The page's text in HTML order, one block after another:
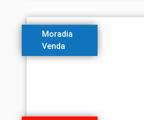
Moradia
Venda